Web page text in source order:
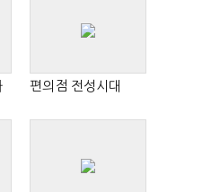
편의점 전성시대